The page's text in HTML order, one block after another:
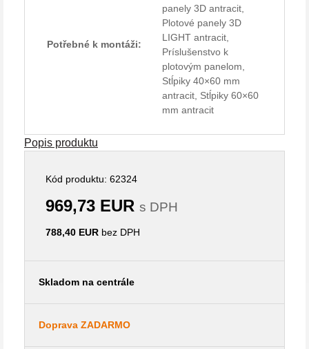
Potřebné k montáži:
panely 3D antracit,
Plotové panely 3D
LIGHT antracit,
Príslušenstvo k
plotovým panelom,
Stĺpiky 40×60 mm
antracit, Stĺpiky 60×60
mm antracit
Popis produktu
Kód produktu: 62324
969,73 EUR s DPH
788,40 EUR bez DPH
Skladom na centrále
Doprava ZADARMO